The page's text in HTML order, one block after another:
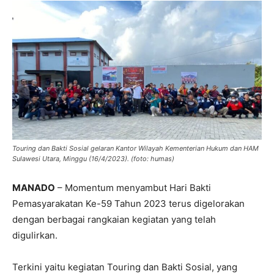
Touring dan Bakti Sosial gelaran Kantor Wilayah Kementerian Hukum dan HAM
Sulawesi Utara, Minggu (16/4/2023). (foto: humas)
MANADO – Momentum menyambut Hari Bakti
Pemasyarakatan Ke-59 Tahun 2023 terus digelorakan
dengan berbagai rangkaian kegiatan yang telah
digulirkan.
Terkini yaitu kegiatan Touring dan Bakti Sosial, yang